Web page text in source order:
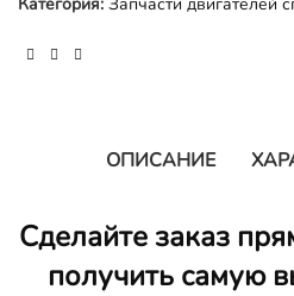
ОПИСАНИЕ
Сделайте заказ
получить самую